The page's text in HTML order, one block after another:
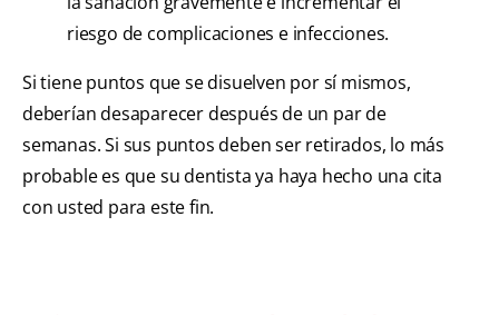
riesgo de complicaciones e infecciones.
Si tiene puntos que se disuelven por sí mismos,
deberían desaparecer después de un par de
semanas. Si sus puntos deben ser retirados, lo más
probable es que su dentista ya haya hecho una cita
con usted para este fin.